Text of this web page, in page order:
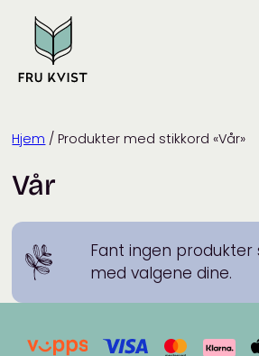
content
Hjem / Produkter med stikkord «Vår»
Vår
Fant ingen
med valgene dine.